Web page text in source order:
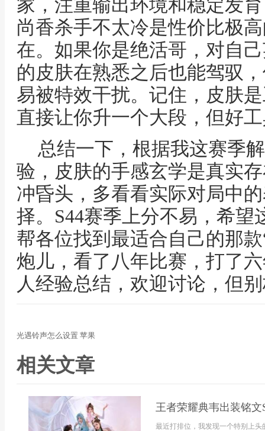
家，注重输出环境和稳定发
尚香杀手不太冷是性价比极
在。如果你是绝活哥，对自
的皮肤在熟悉之后也能驾驭
易被特效干扰。记住，皮肤
直接让你升一个大段，但好
总结一下，根据我这赛季
验，皮肤的手感玄学是真实
冲昏头，多看看实际对局中
择。S44赛季上分不易，希
帮各位找到最适合自己的那
炮儿，看了八年比赛，打了
人经验总结，欢迎讨论，但
光遇铃声怎么设置 苹果
相关文章
王者荣耀典韦出装铭
最近打排位，我发现一个特别上